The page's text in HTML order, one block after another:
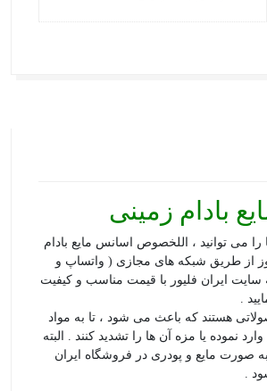
بادام زمینی
را می توانید ، اللخصوص اسانس مایع بادام
از طریق شبکه های مجازی ( واتساپ و
سایت ایران فلیور با قیمت مناسب و کیفیت
.
هستند که باعث می شود ، تا به مواد
نموده یا مزه آن ها را تشدید کنند . البته
صورت مایع و پودری در فروشگاه ایران
.